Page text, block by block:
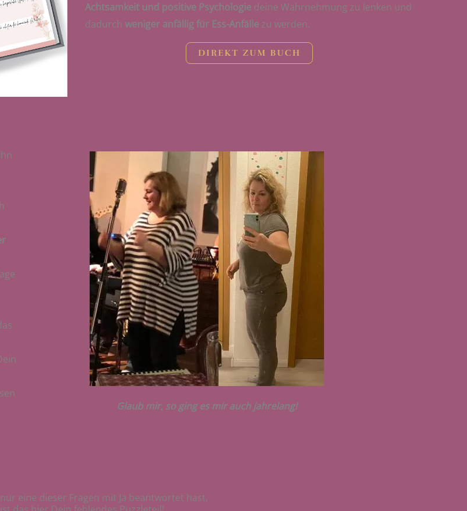
Achtsamkeit und positive Psychologie deine Wahrnehmung zu lenken und
dadurch weniger anfällig für Ess-Anfälle zu werden.
DIREKT ZUM BUCH
Glaub mir, so ging es mir auch jahrelang!
eine dieser Fragen mit Ja beantwortet hast,